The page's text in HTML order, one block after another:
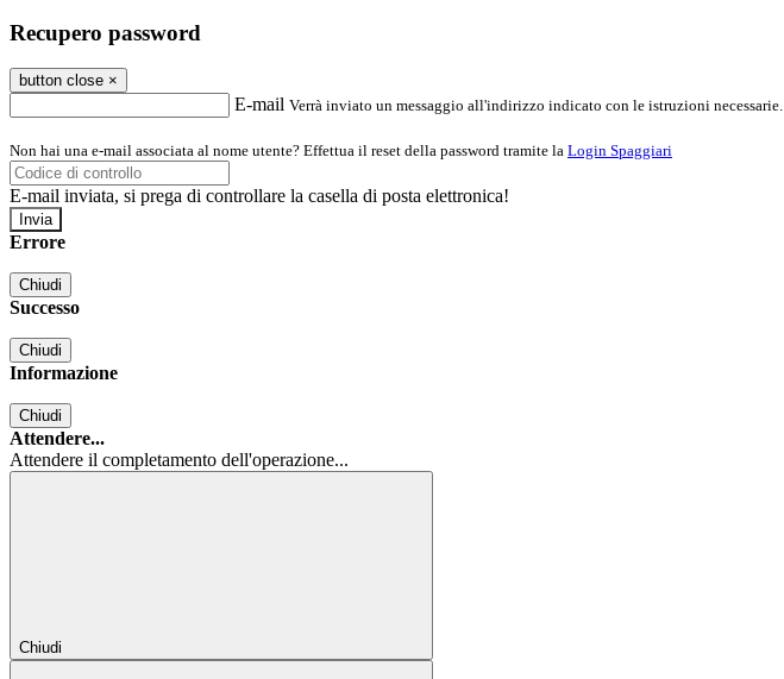
Recupero password
button close ×
E-mail Verrà inviato un messaggio all'indirizzo indicato con le istruzioni necessarie.
Non hai una e-mail associata al nome utente? Effettua il reset della password tramite la Login Spaggiari
E-mail inviata, si prega di controllare la casella di posta elettronica!
Errore
Chiudi
Successo
Chiudi
Informazione
Chiudi
Attendere...
Attendere il completamento dell'operazione...
Chiudi